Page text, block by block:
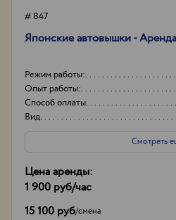
# 847
Японские автовышки -
Режим работы:
Опыт работы:
Способ оплаты
Вид
Смотреть
Цена аренды:
1 900 руб/час
15 100 руб/смена